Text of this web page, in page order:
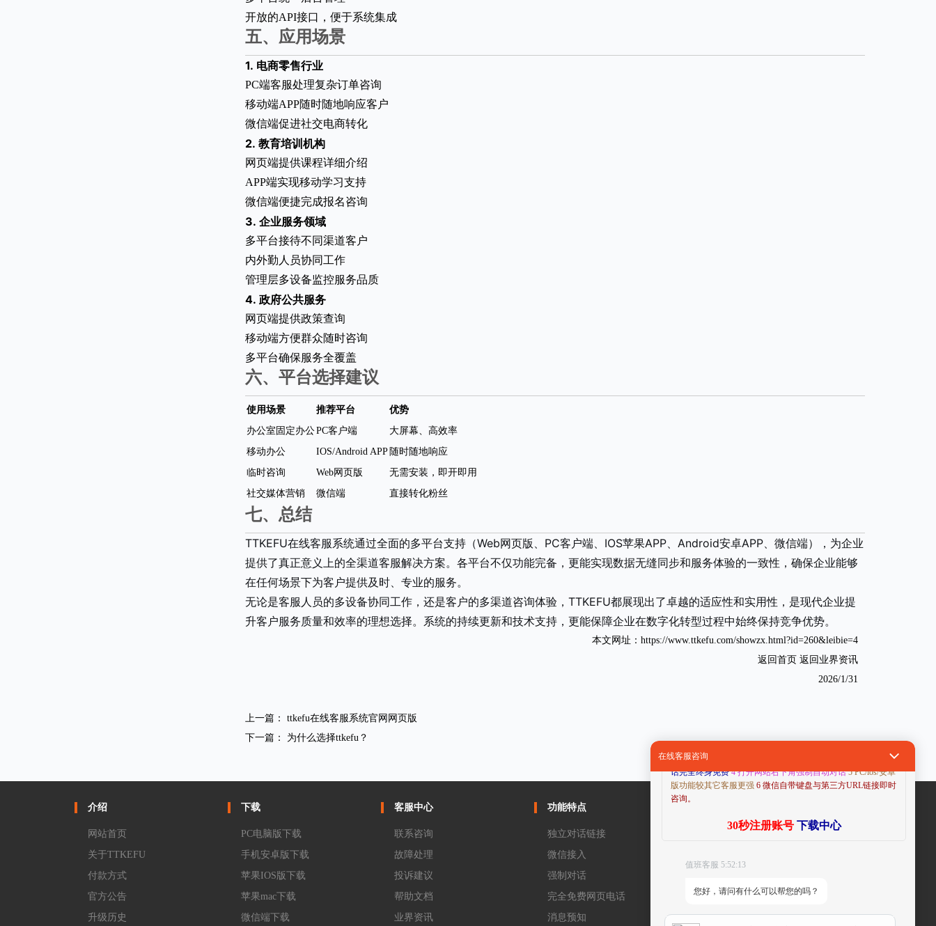
开放的API接口，便于系统集成
五、应用场景
1. 电商零售行业
PC端客服处理复杂订单咨询
移动端APP随时随地响应客户
微信端促进社交电商转化
2. 教育培训机构
网页端提供课程详细介绍
APP端实现移动学习支持
微信端便捷完成报名咨询
3. 企业服务领域
多平台接待不同渠道客户
内外勤人员协同工作
管理层多设备监控服务品质
4. 政府公共服务
网页端提供政策查询
移动端方便群众随时咨询
多平台确保服务全覆盖
六、平台选择建议
使用场景 推荐平台
优势
办公室固定办公PC客户端
大屏幕、高效率
移动办公
IOS/Android APP 随时随地响应
临时咨询
Web网页版
无需安装，即开即用
社交媒体营销
微信端 直接转化粉丝
七、总结
TTKEFU在线客服系统通过全面的多平台支持（Web网页版、PC客户端、IOS苹果APP、Android安卓APP、微信端），为企业
提供了真正意义上的全渠道客服解决方案。各平台不仅功能完备，更能实现数据无缝同步和服务体验的一致性，确保企业能够
在任何场景下为客户提供及时、专业的服务。
无论是客服人员的多设备协同工作，还是客户的多渠道咨询体验，TTKEFU都展现出了卓越的适应性和实用性，是现代企业提
升客户服务质量和效率的理想选择。系统的持续更新和技术支持，更能保障企业在数字化转型过程中始终保持竞争优势。
本文网址： https://www.ttkefu.com/showzx.html?id=260&leibie=4
返回首页 返回业界资讯
2026/1/31
上一篇： ttkefu在线客服系统官网网页版
下一篇： 为什么选择ttkefu？
介绍
网站首页
关于TTKEFU
付款方式
官方公告
升级历史
下载
PC电脑版下载
手机安卓版下载
苹果IOS版下载
苹果mac下载
微信端下载
客服中心
联系咨询
故障处理
投诉建议
帮助文档
业界资讯
功能特点
独立对话链接
微信接入
强制对话
完全免费网页电话
消息预知
在线客服咨询
1 终身免费
3 网页电
话完全终身免费 4 打开网站右下角强制自动对话5 PC/ios/安卓
版功能较其它客服更强 6 微信自带键盘与第三方URL链接即时
咨询。
30秒注册账号 下载中心
值班客服 5:52:13
您好，请问有什么可以帮您的吗？